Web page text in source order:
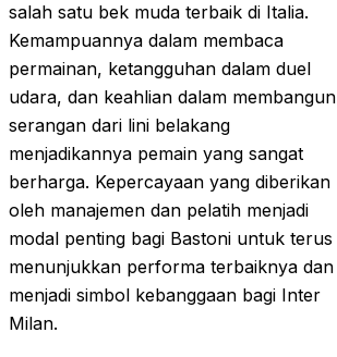
salah satu bek muda terbaik di Italia.
Kemampuannya dalam membaca
permainan, ketangguhan dalam duel
udara, dan keahlian dalam membangun
serangan dari lini belakang
menjadikannya pemain yang sangat
berharga. Kepercayaan yang diberikan
oleh manajemen dan pelatih menjadi
modal penting bagi Bastoni untuk terus
menunjukkan performa terbaiknya dan
menjadi simbol kebanggaan bagi Inter
Milan.